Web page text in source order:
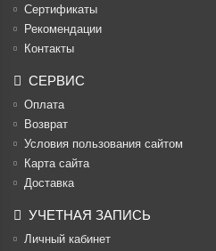
Cертификаты
Рекомендации
Контакты
СЕРВИС
Оплата
Возврат
Условия пользования сайтом
Карта сайта
Доставка
УЧЕТНАЯ ЗАПИСЬ
Личный кабинет